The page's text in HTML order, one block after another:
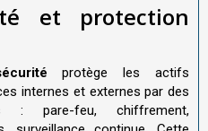
et protection
protège les actifs
internes et externes par des
: pare-feu, chiffrement,